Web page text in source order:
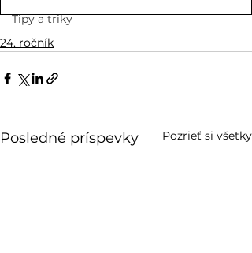
Tipy a triky
24. ročník
Posledné príspevky Pozrieť si všetky